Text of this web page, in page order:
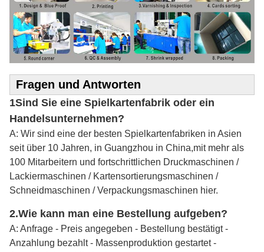
Fragen und Antworten
1Sind Sie eine Spielkartenfabrik oder ein
Handelsunternehmen?
A: Wir sind eine der besten Spielkartenfabriken in Asien
seit über 10 Jahren, in Guangzhou in China,mit mehr als
100 Mitarbeitern und fortschrittlichen Druckmaschinen /
Lackiermaschinen / Kartensortierungsmaschinen /
Schneidmaschinen / Verpackungsmaschinen hier.
2.Wie kann man eine Bestellung aufgeben?
A: Anfrage - Preis angegeben - Bestellung bestätigt -
Anzahlung bezahlt - Massenproduktion gestartet -